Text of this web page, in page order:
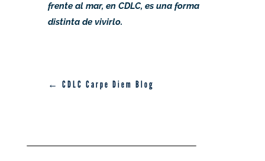
frente al mar, en CDLC, es una forma
distinta de vivirlo.
← CDLC Carpe Diem Blog